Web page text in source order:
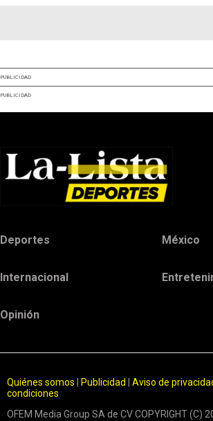
PUBLICIDAD
PUBLICIDAD
Deportes México
Internacional
Opinión
Quiénes somos Publicidad Aviso de
condiciones
OFEM Media Group SA de CV COPYRIGHT (C)